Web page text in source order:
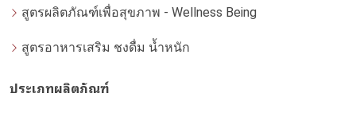
สูตรผลิตภัณฑ์เพื่อสุขภาพ - Wellness Being
สูตรอาหารเสริม ชงดื่ม น้ำหนัก
ประเภทผลิตภัณฑ์